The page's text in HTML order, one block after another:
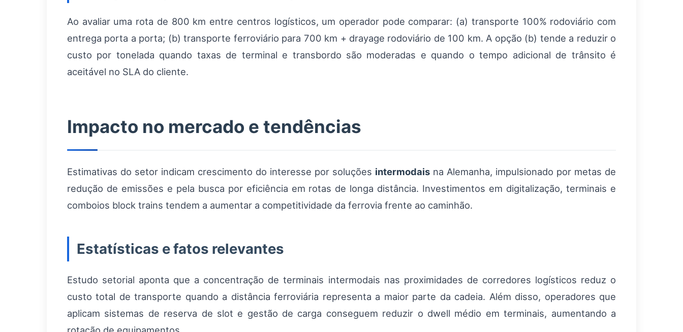
Ao avaliar uma rota de 800 km entre centros logísticos, um operador pode comparar: (a) transporte 100% rodoviário com
entrega porta a porta; (b) transporte ferroviário para 700 km + drayage rodoviário de 100 km. A opção (b) tende a reduzir o
custo por tonelada quando taxas de terminal e transbordo são moderadas e quando o tempo adicional de trânsito é
aceitável no SLA do cliente.
Impacto no mercado e tendências
Estimativas do setor indicam crescimento do interesse por soluções intermodais na Alemanha, impulsionado por metas de
redução de emissões e pela busca por eficiência em rotas de longa distância. Investimentos em digitalização, terminais e
comboios block trains tendem a aumentar a competitividade da ferrovia frente ao caminhão.
Estatísticas e fatos relevantes
Estudo setorial aponta que a concentração de terminais intermodais nas proximidades de corredores logísticos reduz o
custo total de transporte quando a distância ferroviária representa a maior parte da cadeia. Além disso, operadores que
aplicam sistemas de reserva de slot e gestão de carga conseguem reduzir o dwell médio em terminais, aumentando a
rotação de equipamentos.